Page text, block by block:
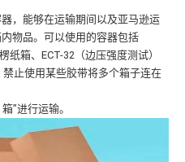
，能够在运输期间以及亚马逊运
物品。可以使用的容器包括
纸箱、ECT-32（边压强度测试）
止使用某些胶带将多个箱子连在
”进行运输。